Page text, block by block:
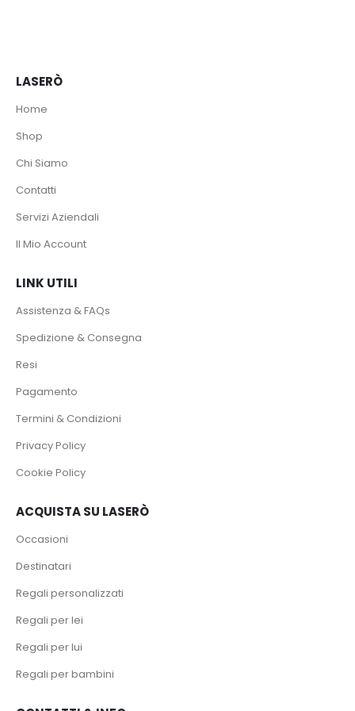
LASERÒ
Home
Shop
Chi Siamo
Contatti
Servizi Aziendali
Il Mio Account
LINK UTILI
Assistenza & FAQs
Spedizione & Consegna
Resi
Pagamento
Termini & Condizioni
Privacy Policy
Cookie Policy
ACQUISTA SU LASERÒ
Occasioni
Destinatari
Regali personalizzati
Regali per lei
Regali per lui
Regali per bambini